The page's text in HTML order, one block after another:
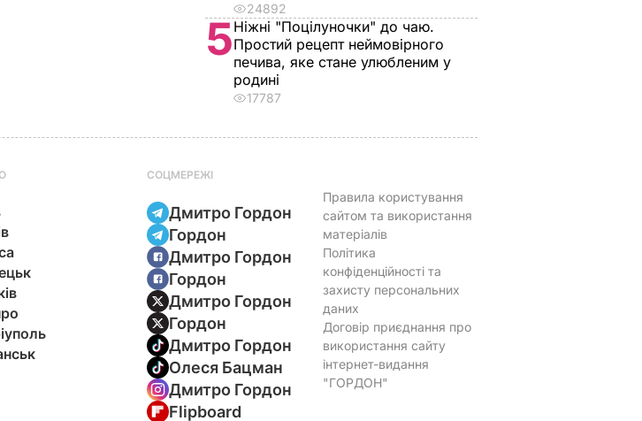
24892
5Ніжні "Поцілуночки" до чаю.
Простий рецепт неймовірного
печива, яке стане улюбленим у
родині
17787
СОЦМЕРЕЖІ
Дмитро Гордон
Гордон
Дмитро Гордон
Гордон
Дмитро Гордон
Гордон
Дмитро Гордон
Олеся Бацман
Дмитро Гордон
Flipboard
Правила користування
сайтом та використання
матеріалів
Політика
конфіденційності та
захисту персональних
даних
Договір приєднання про
використання сайту
інтернет-видання
"ГОРДОН"